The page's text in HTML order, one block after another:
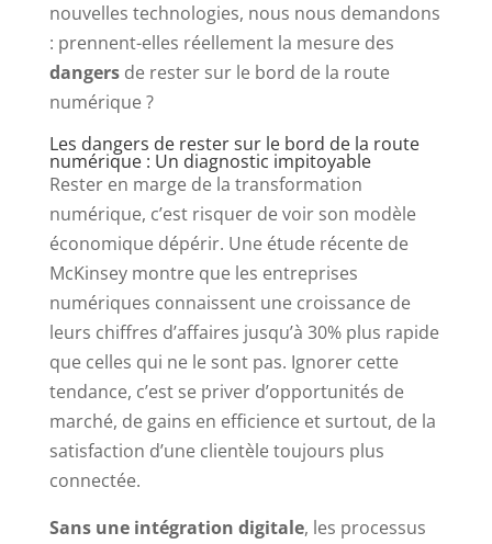
nouvelles technologies, nous nous demandons
: prennent-elles réellement la mesure des
dangersde rester sur le bord de la route
numérique ?
Les dangers de rester sur le bord de la route
numérique : Un diagnostic impitoyable
Rester en marge de la transformation
numérique, c’est risquer de voir son modèle
économique dépérir. Une étude récente de
McKinsey montre que les entreprises
numériques connaissent une croissance de
leurs chiffres d’affaires jusqu’à 30% plus rapide
que celles qui ne le sont pas. Ignorer cette
tendance, c’est se priver d’opportunités de
marché, de gains en efficience et surtout, de la
satisfaction d’une clientèle toujours plus
connectée.
Sans une intégration digitale, les processus